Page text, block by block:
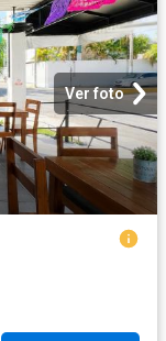
Ver foto